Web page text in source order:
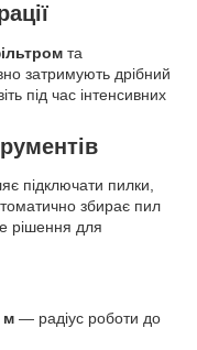
та
затримують дрібний
під час інтенсивних
підключати пилки,
збирає пил
рішення для
м — радіус роботи до